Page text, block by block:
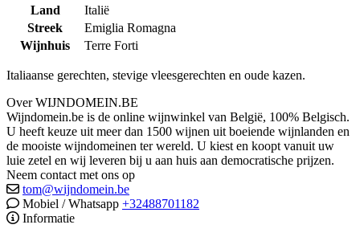
Land
Italië
Streek
Emiglia Romagna
Wijnhuis
Terre Forti
Italiaanse gerechten, stevige vleesgerechten en oude kazen.
Over WIJNDOMEIN.BE
Wijndomein.be is de online wijnwinkel van België, 100% Belgisch.
U heeft keuze uit meer dan 1500 wijnen uit boeiende wijnlanden en
de mooiste wijndomeinen ter wereld. U kiest en koopt vanuit uw
luie zetel en wij leveren bij u aan huis aan democratische prijzen.
Neem contact met ons op
tom@wijndomein.be
Mobiel / Whatsapp +32488701182
Informatie